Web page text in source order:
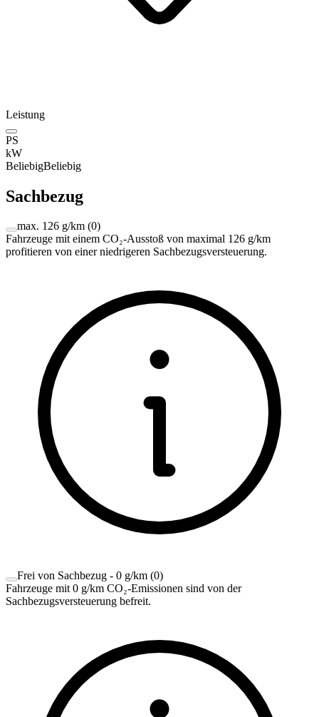
Leistung
PS
kW
BeliebigBeliebig
Sachbezug
max. 126 g/km (0)
Fahrzeuge mit einem CO₂-Ausstoß von maximal 126 g/km
profitieren von einer niedrigeren Sachbezugsversteuerung.
Frei von Sachbezug - 0 g/km (0)
Fahrzeuge mit 0 g/km CO₂-Emissionen sind von der
Sachbezugsversteuerung befreit.